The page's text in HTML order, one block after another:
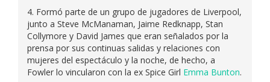
4. Formó parte de un grupo de jugadores de Liverpool,
junto a Steve McManaman, Jaime Redknapp, Stan
Collymore y David James que eran señalados por la
prensa por sus continuas salidas y relaciones con
mujeres del espectáculo y la noche, de hecho, a
Fowler lo vincularon con la ex Spice Girl Emma Bunton.